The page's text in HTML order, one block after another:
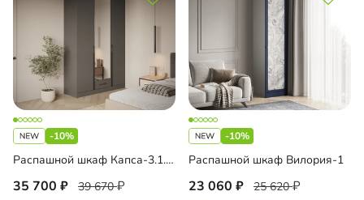
-10%
Распашной шкаф Капса-3.1.1 с зеркалом
35 700 39 670
-10%
Распашной шкаф Вилория-1
23 060 25 620